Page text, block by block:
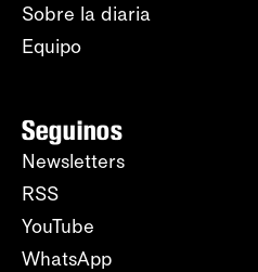
Sobre la diaria
Equipo
Seguinos
Newsletters
RSS
YouTube
WhatsApp